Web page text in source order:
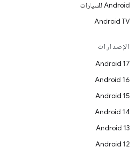
Android للسيارات
Android TV
الإصدارات
Android 17
Android 16
Android 15
Android 14
Android 13
Android 12